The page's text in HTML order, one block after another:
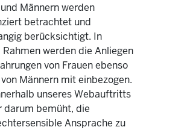
Männern werden
betrachtet und
berücksichtigt. In
werden die Anliegen
von Frauen ebenso
Männern mit einbezogen.
unseres Webauftritts
darum bemüht, die
Ansprache zu